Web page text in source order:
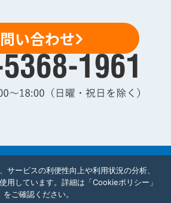
い合わせ
サービスの利便性向上や利用状況の分析、
用しています。詳細は「Cookieポリシー」
をご確認ください。